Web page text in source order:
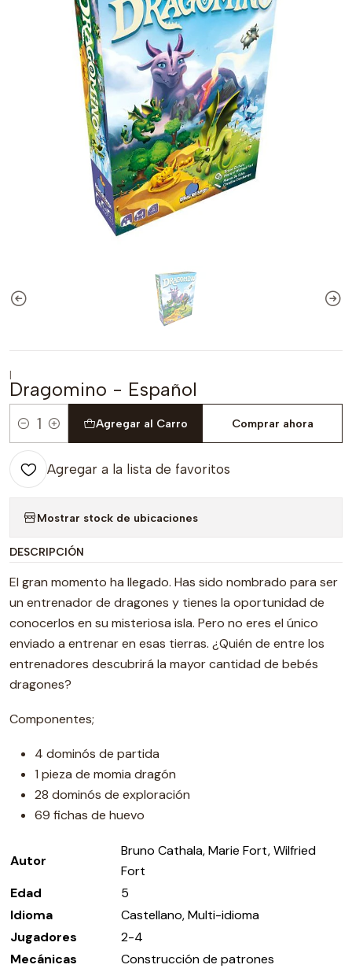
|
Dragomino - Español
Cantidad
Agregar al Carro Comprar ahora
Agregar a la lista de favoritos
Mostrar stock de ubicaciones
DESCRIPCIÓN
El gran momento ha llegado. Has sido nombrado para ser
un entrenador de dragones y tienes la oportunidad de
conocerlos en su misteriosa isla. Pero no eres el único
enviado a entrenar en esas tierras. ¿Quién de entre los
entrenadores descubrirá la mayor cantidad de bebés
dragones?
Componentes;
4 dominós de partida
1 pieza de momia dragón
28 dominós de exploración
69 fichas de huevo
Autor
Bruno Cathala, Marie Fort, Wilfried
Fort
Edad
5
Idioma
Castellano, Multi-idioma
Jugadores
2-4
Mecánicas
Construcción de patrones